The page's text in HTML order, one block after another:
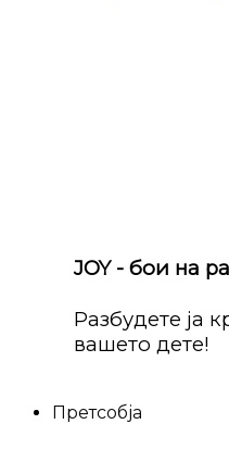
JOY - бои на
Разбудете ја
вашето дете!
Претсобја